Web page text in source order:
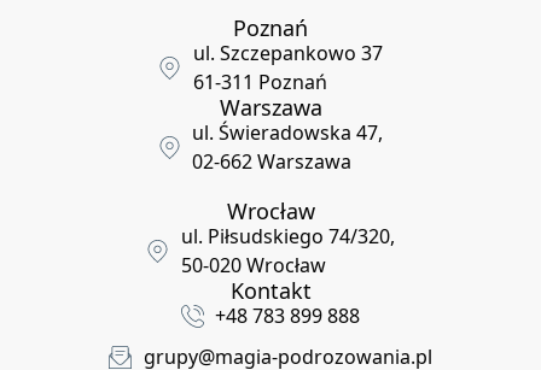
Poznań
ul. Szczepankowo 37
61-311 Poznań
Warszawa
ul. Świeradowska 47,
02-662 Warszawa
Wrocław
ul. Piłsudskiego 74/320,
50-020 Wrocław
Kontakt
+48 783 899 888
grupy@magia-podrozowania.pl